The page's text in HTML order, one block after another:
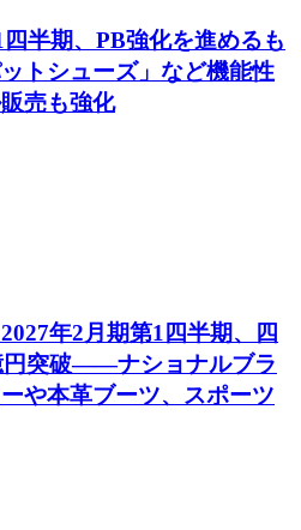
半期、PB強化を進めるも
シューズ」など機能性
売も強化
年2月期第1四半期、四
円突破――ナショナルブラ
や本革ブーツ、スポーツ